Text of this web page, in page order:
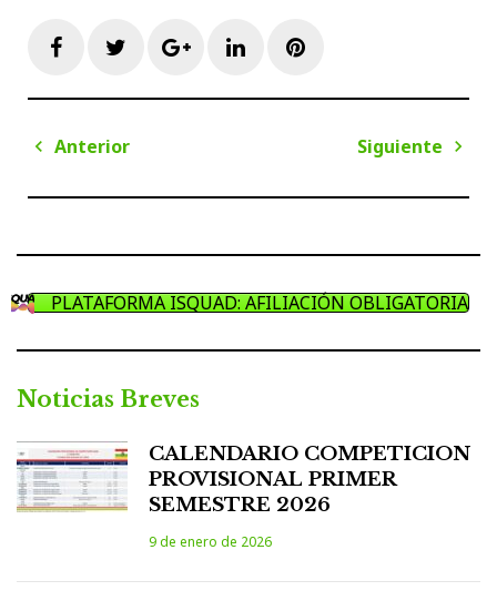
FacebookTwitterGoogle+LinkedInPinterest
Navegación
entradas
Anterior
Siguiente
PLATAFORMA ISQUAD: AFILIACIÓN OBLIGATORIA
Noticias Breves
CALENDARIO COMPETICION
PROVISIONAL PRIMER
SEMESTRE 2026
9 de enero de 2026